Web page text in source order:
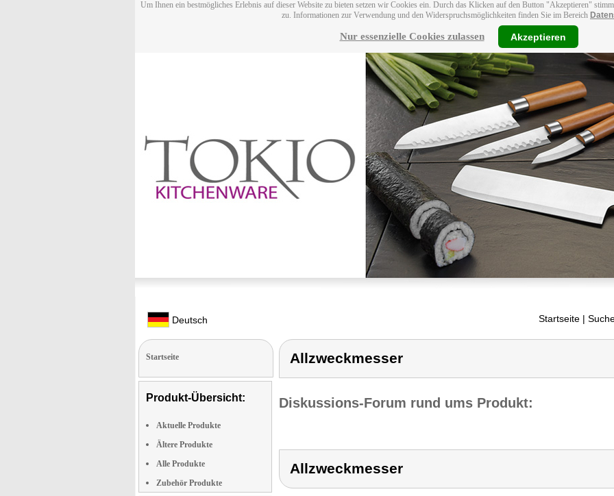
Um Ihnen ein bestmögliches Erlebnis auf dieser Website zu bieten setzen wir Cookies ein. Durch das Klicken auf den Button "Akzeptieren"
zu. Informationen zur Verwendung und den Widerspruchsmöglichkeiten finden Sie im Bereich
Nur essenzielle Cookies zulassen Akzeptieren
Deutsch Startseite |
Startseite
Produkt-Übersicht:
Aktuelle Produkte
Ältere Produkte
Alle Produkte
Zubehör Produkte
Allzweckmesser
Diskussions-Forum rund ums Produkt:
Allzweckmesser